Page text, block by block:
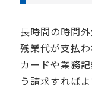
長時間の時間
残業代が支払
カードや業務
う請求すれば